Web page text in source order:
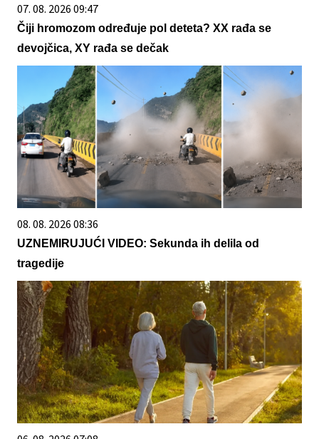
07. 08. 2026 09:47
Čiji hromozom određuje pol deteta? XX rađa se
devojčica, XY rađa se dečak
08. 08. 2026 08:36
UZNEMIRUJUĆI VIDEO: Sekunda ih delila od
tragedije